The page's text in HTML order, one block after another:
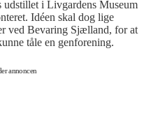
udstillet i Livgardens Museum
Idéen skal dog lige
ved Bevaring Sjælland, for at
tåle en genforening.
annoncen